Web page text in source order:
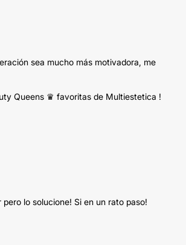
sea mucho más motivadora, me
Queens ♛ favoritas de Multiestetica !
lo solucione! Si en un rato paso!